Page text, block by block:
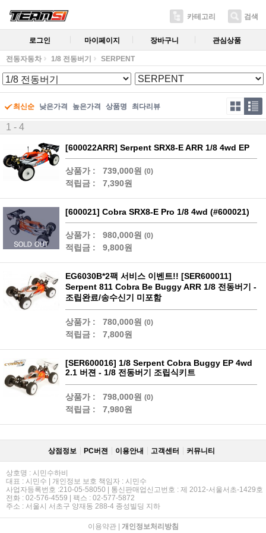
카테고리 검색
로그인 마이페이지 장바구니 관심상품
전동자동차 1/8 전동버기 SERPENT
최신순 낮은가격 높은가격 상품명 최다리뷰
1 - 4
[600022ARR] Serpent SRX8-E ARR 1/8 4wd EP
상품가 : 739,000원 (0)
적립금 : 7,390원
[600021] Cobra SRX8-E Pro 1/8 4wd (#600021)
상품가 : 980,000원 (0)
적립금 : 9,800원
EG6030B*2팩 서비스 이벤트!! [SER600011]
Serpent 811 Cobra Be Buggy ARR 1/8 전동버기 -
조립완료/송수신기 미포함
상품가 : 780,000원 (0)
적립금 : 7,800원
[SER600016] 1/8 Serpent Cobra Buggy EP 4wd
2.1 버젼 - 1/8 전동버기 조립식키트
상품가 : 798,000원 (0)
적립금 : 7,980원
상점정보 PC버젼 이용안내 고객센터 커뮤니티
상호명 : 시민수하비
대표 : 시민수 | 개인정보 보호 책임자 : 시민수
사업자등록번호 :210-05-58050 | 통신판매업신고번호 : 제 2012-서울서초-1429호
전화 : 02-576-4559 | 팩스 : 02-577-5872
주소 : 서울시 서초구 양재동 288-4 종성빌딩 지하
이용약관| 개인정보처리방침